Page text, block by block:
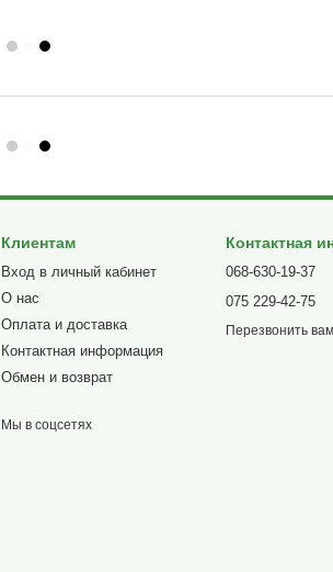
Клиентам
Вход в личный кабинет
О нас
Оплата и доставка
Контактная информация
Обмен и возврат
Мы в соцсетях
Контактная
068-630-19-37
075 229-42-75
Перезвонить